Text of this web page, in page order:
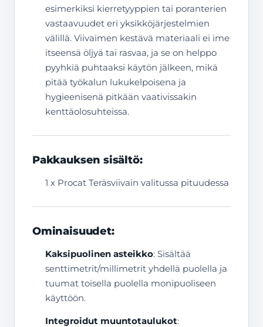
esimerkiksi kierretyyppien tai poranterien
vastaavuudet eri yksikköjärjestelmien
välillä. Viivaimen kestävä materiaali ei ime
itseensä öljyä tai rasvaa, ja se on helppo
pyyhkiä puhtaaksi käytön jälkeen, mikä
pitää työkalun lukukelpoisena ja
hygieenisenä pitkään vaativissakin
kenttäolosuhteissa.
Pakkauksen sisältö:
1 x Procat Teräsviivain valitussa pituudessa
Ominaisuudet:
Kaksipuolinen asteikko: Sisältää
senttimetrit/millimetrit yhdellä puolella ja
tuumat toisella puolella monipuoliseen
käyttöön.
Integroidut muuntotaulukot: